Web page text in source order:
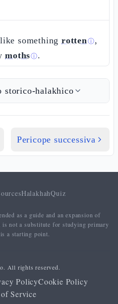
something rottenⓘ,
mothsⓘ.
storico-halakhico
Pericope successiva
HalakhahQuiz
as a guide and an expansion of
is not a substitute for studying primary
a starting point.
All rights reserved.
PolicyCookie Policy
Service